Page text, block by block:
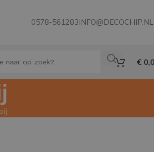
0578-561283INFO@DECOCHIP.NL
€